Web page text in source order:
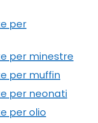
per
per minestre
per muffin
per neonati
per olio